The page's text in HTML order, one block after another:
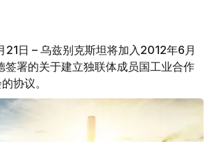
日 – 乌兹别克斯坦将加入2012年6月
签署的关于建立独联体成员国工业合作
协议。